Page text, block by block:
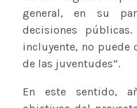
general, en su
decisiones
incluyente, no puede
de las juventudes”.
En este sentido,